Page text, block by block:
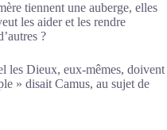
tiennent une auberge, elles
les aider et les rendre
?
les Dieux, eux-mêmes, doivent
» disait Camus, au sujet de